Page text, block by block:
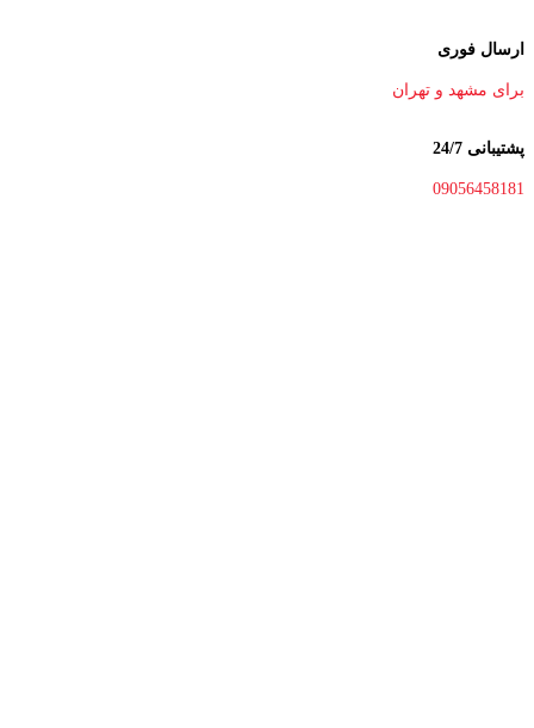
ارسال فوری
برای مشهد و تهران
پشتیبانی 24/7
09056458181